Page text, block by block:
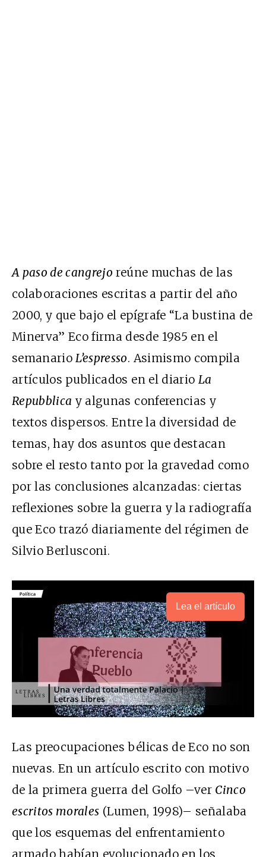
A paso de cangrejo reúne muchas de las
colaboraciones escritas a partir del año
2000, y que bajo el epígrafe “La bustina de
Minerva” Eco firma desde 1985 en el
semanarioL’espresso. Asimismo compila
artículos publicados en el diario La
Repubblica y algunas conferencias y
textos dispersos. Entre la diversidad de
temas, hay dos asuntos que destacan
sobre el resto tanto por la gravedad como
por las conclusiones alcanzadas: ciertas
reflexiones sobre la guerra y la radiografía
que Eco trazó diariamente del régimen de
Silvio Berlusconi.
Lea el artículo
Las preocupaciones bélicas de Eco no son
nuevas. En un artículo escrito con motivo
de la primera guerra del Golfo –ver Cinco
escritos morales (Lumen, 1998)– señalaba
que los esquemas del enfrentamiento
armado habían evolucionado en los